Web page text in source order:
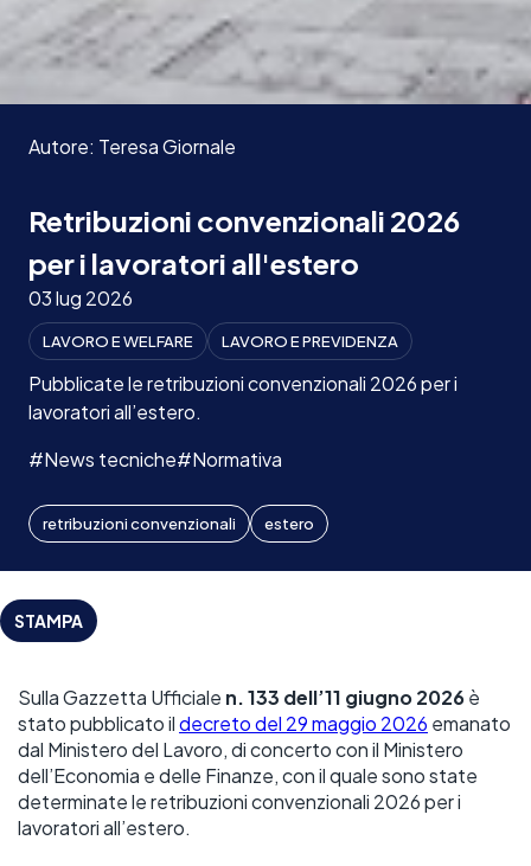
Retribuzioni convenzionali 2026
per i lavoratori all'estero
03 lug 2026
LAVORO E WELFARE LAVORO E PREVIDENZA
Pubblicate le retribuzioni convenzionali 2026 per i
lavoratori all’estero.
#News tecniche#Normativa
retribuzioni convenzionali estero
Autore: TeresaGiornale
STAMPA
Sulla Gazzetta Ufficiale n. 133 dell’11 giugno 2026 è
stato pubblicato il decreto del 29 maggio 2026 emanato
dal Ministero del Lavoro, di concerto con il Ministero
dell’Economia e delle Finanze, con il quale sono state
determinate le retribuzioni convenzionali 2026 per i
lavoratori all’estero.